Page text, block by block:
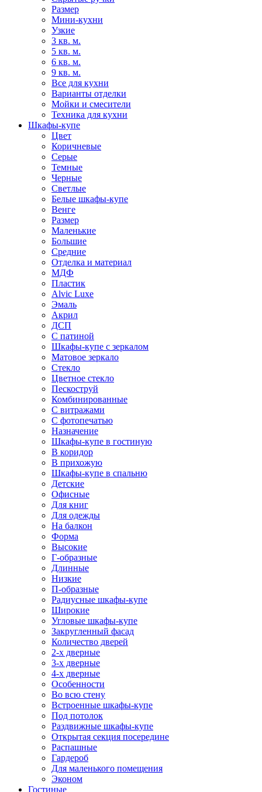
Размер
Мини-кухни
Узкие
3 кв. м.
5 кв. м.
6 кв. м.
9 кв. м.
Все для кухни
Варианты отделки
Мойки и смесители
Техника для кухни
Шкафы-купе
Цвет
Коричневые
Серые
Темные
Черные
Светлые
Белые шкафы-купе
Венге
Размер
Маленькие
Большие
Средние
Отделка и материал
МДФ
Пластик
Alvic Luxe
Эмаль
Акрил
ДСП
С патиной
Шкафы-купе с зеркалом
Матовое зеркало
Стекло
Цветное стекло
Пескоструй
Комбинированные
С витражами
С фотопечатью
Назначение
Шкафы-купе в гостиную
В коридор
В прихожую
Шкафы-купе в спальню
Детские
Офисные
Для книг
Для одежды
На балкон
Форма
Высокие
Г-образные
Длинные
Низкие
П-образные
Радиусные шкафы-купе
Широкие
Угловые шкафы-купе
Закругленный фасад
Количество дверей
2-х дверные
3-х дверные
4-х дверные
Особенности
Во всю стену
Встроенные шкафы-купе
Под потолок
Раздвижные шкафы-купе
Открытая секция посередине
Распашные
Гардероб
Для маленького помещения
Эконом
Гостиные